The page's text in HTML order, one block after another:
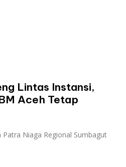
Lintas Instansi,
Aceh Tetap
Niaga Regional Sumbagut